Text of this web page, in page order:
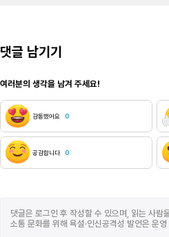
댓글 남기기
여러분의 생각을 남겨 주세요!
감동했어요 0
공감합니다 0